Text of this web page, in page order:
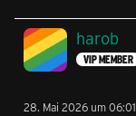
harob
VIP MEMBER
28. Mai 2026 um 06:01